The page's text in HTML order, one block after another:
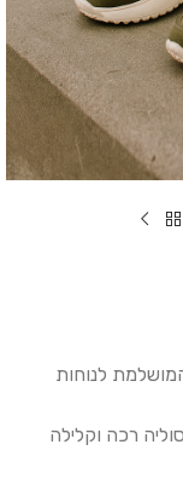
לנוחות
רכה וקלילה